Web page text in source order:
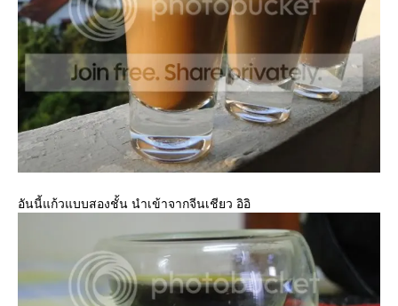
อันนี้แก้วแบบสองชั้น นำเข้าจากจีนเชียว อิอิ